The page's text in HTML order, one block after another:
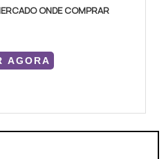
ONDE COMPRAR
AGORA